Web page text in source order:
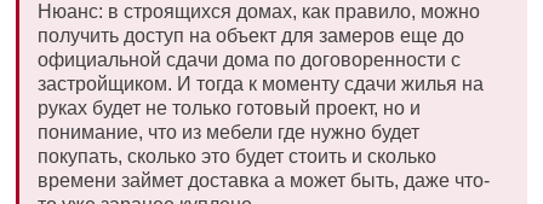
Нюанс: в строящихся домах, как правило, можно
получить доступ на объект для замеров еще до
официальной сдачи дома по договоренности с
застройщиком. И тогда к моменту сдачи жилья на
руках будет не только готовый проект, но и
понимание, что из мебели где нужно будет
покупать, сколько это будет стоить и сколько
времени займет доставка а может быть, даже что-